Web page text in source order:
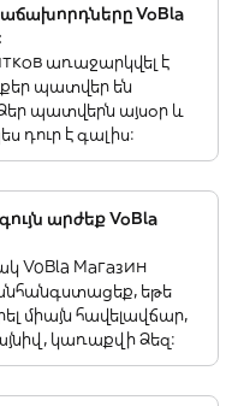
VoBla
առաջարկվել է
պատվեր են
պատվերն այսօր և
դուր է գալիս:
արժեք VoBla
VoBla Магазин
եթե
միայն հավելավճար,
կառաքվի Ձեզ: